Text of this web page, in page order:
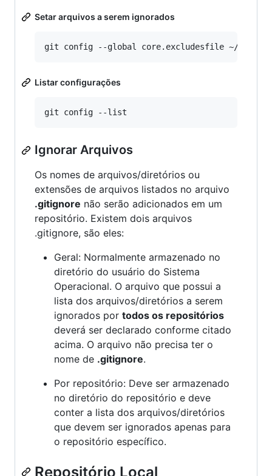
Setar arquivos a serem ignorados
Listar configurações
Ignorar Arquivos
Os nomes de arquivos/diretórios ou
extensões de arquivos listados no arquivo
.gitignore não serão adicionados em um
repositório. Existem dois arquivos
.gitignore, são eles:
Geral: Normalmente armazenado no
diretório do usuário do Sistema
Operacional. O arquivo que possui a
lista dos arquivos/diretórios a serem
ignorados por todos os repositórios
deverá ser declarado conforme citado
acima. O arquivo não precisa ter o
nome de .gitignore.
Por repositório: Deve ser armazenado
no diretório do repositório e deve
conter a lista dos arquivos/diretórios
que devem ser ignorados apenas para
o repositório específico.
Repositório Local